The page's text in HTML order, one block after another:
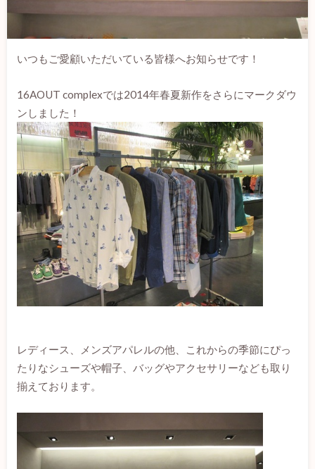
いつもご愛顧いただいている皆様へお知らせです！
16AOUT complexでは2014年春夏新作をさらにマークダウ
ンしました！
レディース、メンズアパレルの他、これからの季節にぴっ
たりなシューズや帽子、バッグやアクセサリーなども取り
揃えております。